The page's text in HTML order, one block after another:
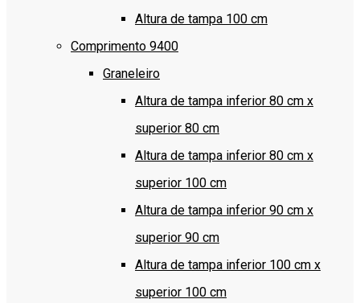
Altura de tampa 100 cm
Comprimento 9400
Graneleiro
Altura de tampa inferior 80 cm x
superior 80 cm
Altura de tampa inferior 80 cm x
superior 100 cm
Altura de tampa inferior 90 cm x
superior 90 cm
Altura de tampa inferior 100 cm x
superior 100 cm